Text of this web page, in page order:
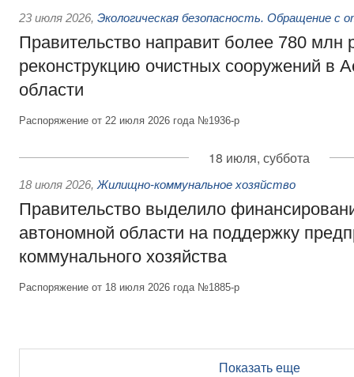
23 июля 2026, Экологическая безопасность. Обращение с
Правительство направит более 780 млн
реконструкцию очистных сооружений в
области
Распоряжение от 22 июля 2026 года №1936-р
18 июля, суббота
18 июля 2026, Жилищно-коммунальное хозяйство
Правительство выделило
автономной области на поддержку
коммунального хозяйства
Распоряжение от 18 июля 2026 года №1885-р
Показать еще